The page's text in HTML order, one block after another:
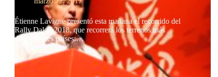
Étienne Lavigne presentó esta mañana el recorrido del
Rally Dakar 2018, que recorrerá los terrenos más
duros de tres países:…